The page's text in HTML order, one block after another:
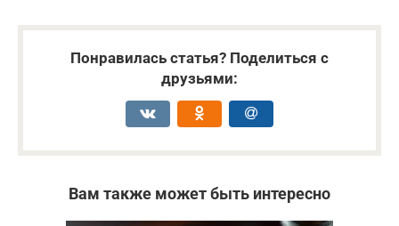
Понравилась статья? Поделиться с
друзьями:
Вам также может быть интересно